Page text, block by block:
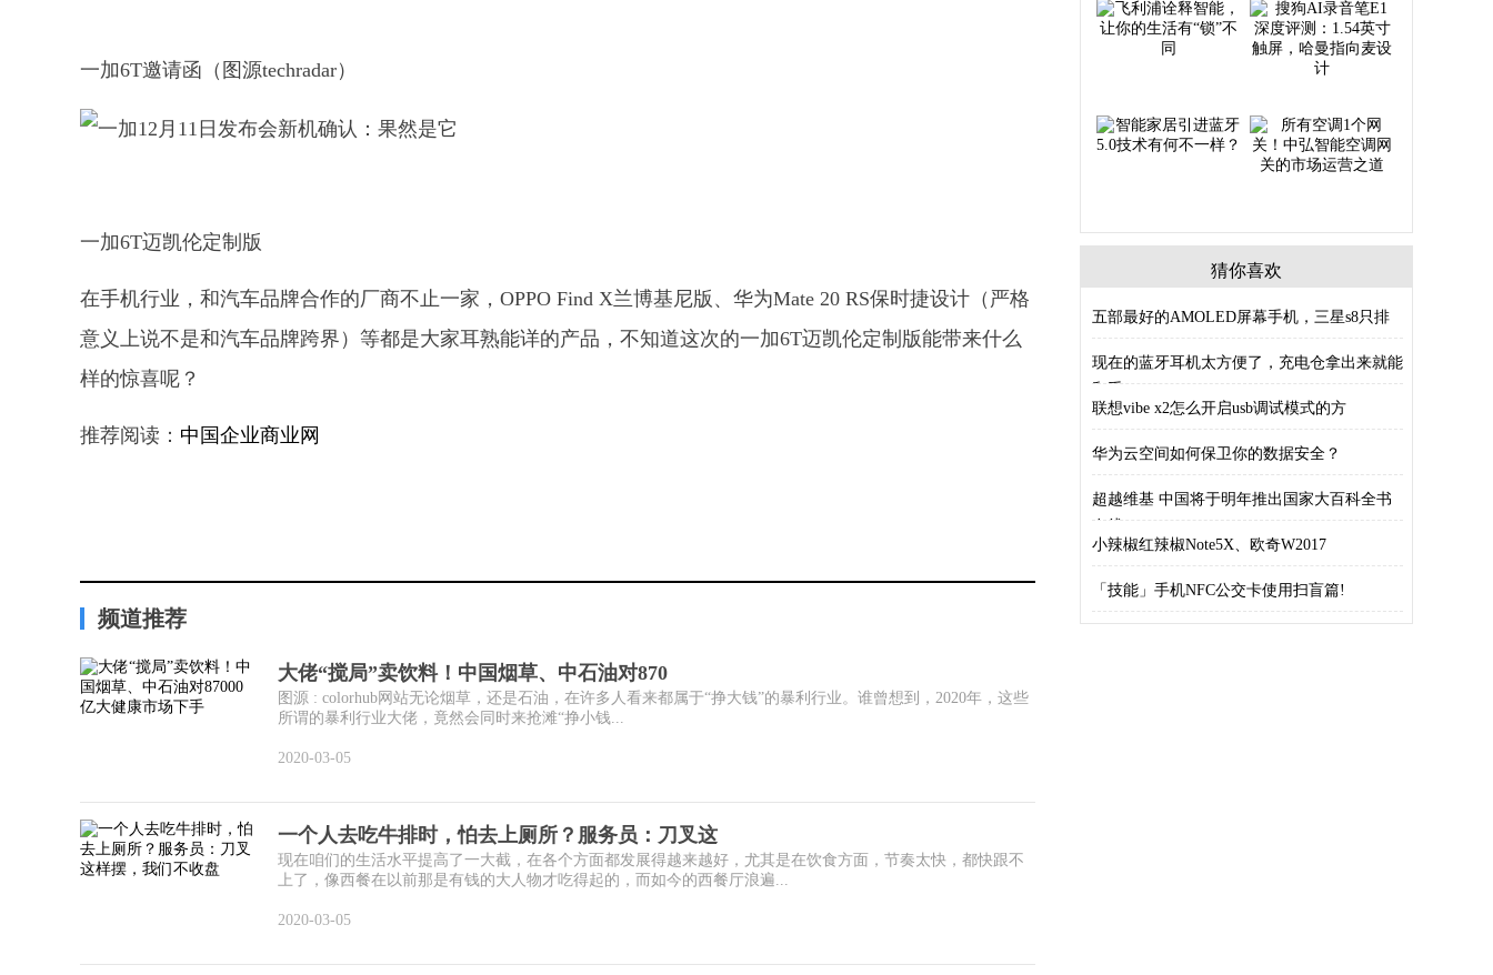
一加6T邀请函（图源techradar）
一加6T迈凯伦定制版
在手机行业，和汽车品牌合作的厂商不止一家，OPPO Find X兰博基尼版、华为Mate 20 RS保时捷设计（严格
意义上说不是和汽车品牌跨界）等都是大家耳熟能详的产品，不知道这次的一加6T迈凯伦定制版能带来什么
样的惊喜呢？
推荐阅读： 中国企业商业网
频道推荐
大佬“搅局”卖饮料！中国烟草、中石油对870
图源 : colorhub网站无论烟草，还是石油，在许多人看来都属于“挣大钱”的暴利行业。谁曾想到，2020年，这些
所谓的暴利行业大佬，竟然会同时来抢滩“挣小钱...
2020-03-05
一个人去吃牛排时，怕去上厕所？服务员：刀叉这
现在咱们的生活水平提高了一大截，在各个方面都发展得越来越好，尤其是在饮食方面，节奏太快，都快跟不
上了，像西餐在以前那是有钱的大人物才吃得起的，而如今的西餐厅浪遍...
2020-03-05
猜你喜欢
五部最好的AMOLED屏幕手机，三星s8只排
现在的蓝牙耳机太方便了，充电仓拿出来就能
和手
联想vibe x2怎么开启usb调试模式的方
华为云空间如何保卫你的数据安全？
超越维基 中国将于明年推出国家大百科全书
在线
小辣椒红辣椒Note5X、欧奇W2017
「技能」手机NFC公交卡使用扫盲篇!